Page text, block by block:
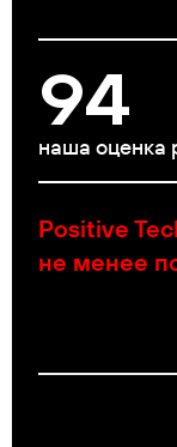
100
наша оценка
Positive
не менее